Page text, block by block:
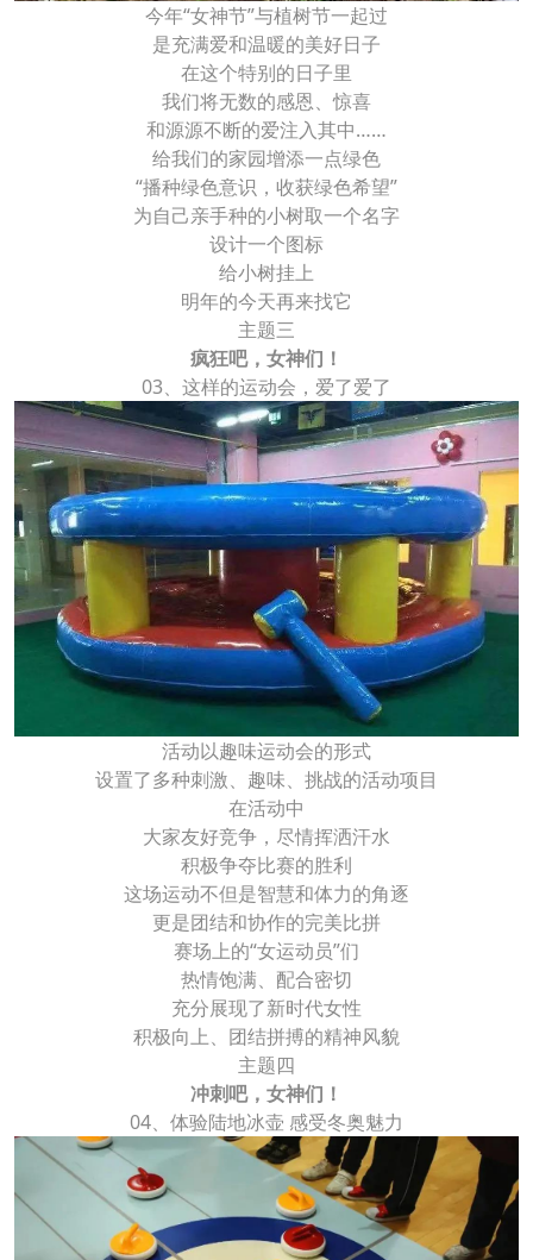
今年“女神节”与植树节一起过
是充满爱和温暖的美好日子
在这个特别的日子里
我们将无数的感恩、惊喜
和源源不断的爱注入其中……
给我们的家园增添一点绿色
“播种绿色意识，收获绿色希望”
为自己亲手种的小树取一个名字
设计一个图标
给小树挂上
明年的今天再来找它
主题三
疯狂吧，女神们！
03、这样的运动会，爱了爱了
活动以趣味运动会的形式
设置了多种刺激、趣味、挑战的活动项目
在活动中
大家友好竞争，尽情挥洒汗水
积极争夺比赛的胜利
这场运动不但是智慧和体力的角逐
更是团结和协作的完美比拼
赛场上的“女运动员”们
热情饱满、配合密切
充分展现了新时代女性
积极向上、团结拼搏的精神风貌
主题四
冲刺吧，女神们！
04、体验陆地冰壶 感受冬奥魅力